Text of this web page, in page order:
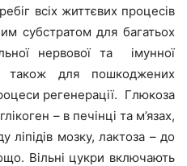
всіх життєвих процесів
субстратом для багатьох
нервової та імунної
також для пошкоджених
регенерації. Глюкоза
– в печінці та м’язах,
ліпідів мозку, лактоза – до
Вільні цукри включають